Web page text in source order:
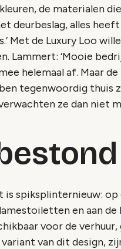
de materialen
deurbeslag, alles
Met de Luxury Loo
Lammert: ‘Mooie
helemaal af. Maar
tegenwoordig thuis
ze dan niet
spiksplinternieuw: op
en aan
voor de
van dit design,